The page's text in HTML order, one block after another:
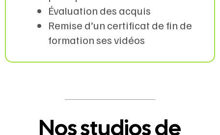
Évaluation des acquis
Remise d’un certificat de fin de
formation ses vidéos
Nos studios de